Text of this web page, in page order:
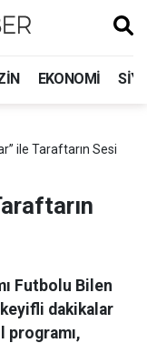
EKONOMI
ile Taraftarın Sesi
Futbolu Bilen
keyifli dakikalar
programı,